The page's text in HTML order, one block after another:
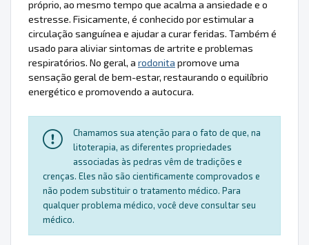
próprio, ao mesmo tempo que acalma a ansiedade e o
estresse. Fisicamente, é conhecido por estimular a
circulação sanguínea e ajudar a curar feridas. Também é
usado para aliviar sintomas de artrite e problemas
respiratórios. No geral, a rodonita promove uma
sensação geral de bem-estar, restaurando o equilíbrio
energético e promovendo a autocura.
Chamamos sua atenção para o fato de que, na
litoterapia, as diferentes propriedades
associadas às pedras vêm de tradições e
crenças. Eles não são cientificamente comprovados e
não podem substituir o tratamento médico. Para
qualquer problema médico, você deve consultar seu
médico.